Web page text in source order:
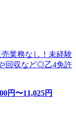
業務なし！未経験
回収など◎乙4免許
円〜11,025円